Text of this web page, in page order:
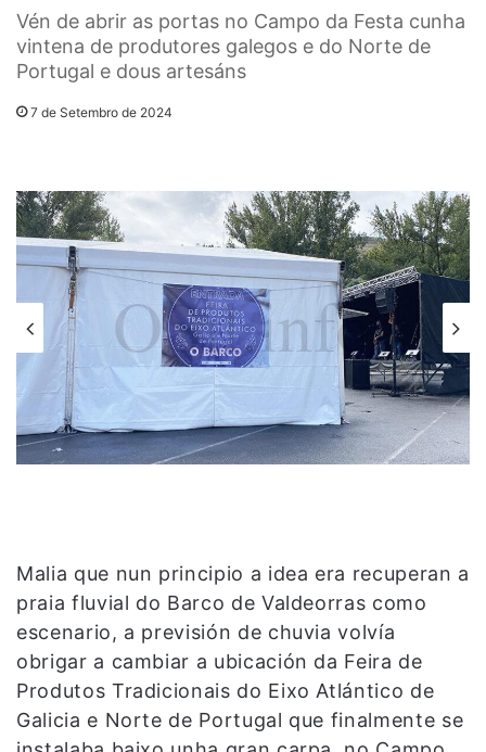
Vén de abrir as portas no Campo da Festa cunha
vintena de produtores galegos e do Norte de
Portugal e dous artesáns
7 de Setembro de 2024
Malia que nun principio a idea era recuperan a
praia fluvial do Barco de Valdeorras como
escenario, a previsión de chuvia volvía
obrigar a cambiar a ubicación da Feira de
Produtos Tradicionais do Eixo Atlántico de
Galicia e Norte de Portugal que finalmente se